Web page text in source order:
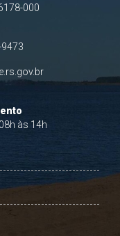
000
às 14h